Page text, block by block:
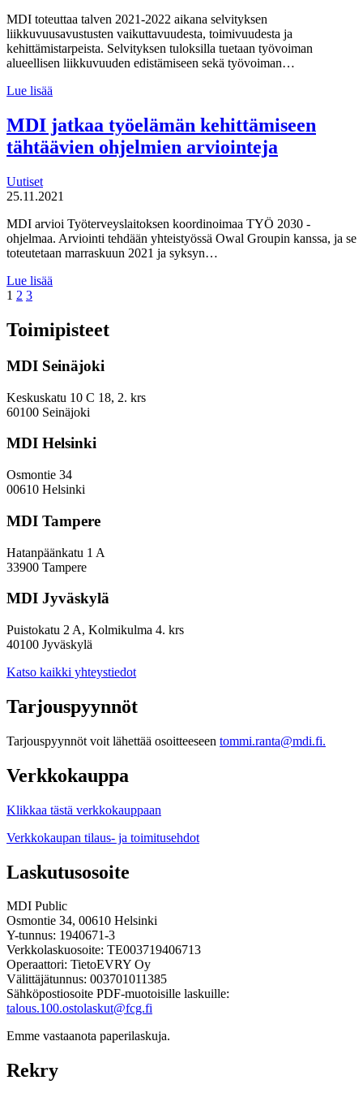
–
Yhdistävänä
tekijänä
aikaansaatujen
MDI toteuttaa talven 2021-2022 aikana selvityksen
liikkuvuusavustusten vaikuttavuudesta, toimivuudesta ja
kehittämistarpeista. Selvityksen tuloksilla tuetaan työvoiman
alueellisen liikkuvuuden edistämiseen sekä työvoiman…
Lue lisää
liikkuvuusavustusten
arvioinnin
MDI jatkaa työelämän kehittämiseen
tähtäävien ohjelmien arviointeja
Uutiset
25.11.2021
MDI arvioi Työterveyslaitoksen koordinoimaa TYÖ 2030 -
ohjelmaa. Arviointi tehdään yhteistyössä Owal Groupin kanssa, ja se
toteutetaan marraskuun 2021 ja syksyn…
Lue lisää
kehittämiseen
tähtäävien
arviointeja
Page
1 Page
2 Page
3
Toimipisteet
MDI Seinäjoki
Keskuskatu 10 C 18, 2. krs
60100 Seinäjoki
MDI Helsinki
Osmontie 34
00610 Helsinki
MDI Tampere
Hatanpäänkatu 1 A
33900 Tampere
MDI Jyväskylä
Puistokatu 2 A, Kolmikulma 4. krs
40100 Jyväskylä
Katso kaikki yhteystiedot
Tarjouspyynnöt
Tarjouspyynnöt voit lähettää osoitteeseen tommi.ranta@mdi.fi.
Verkkokauppa
Klikkaa tästä verkkokauppaan
Verkkokaupan tilaus- ja toimitusehdot
Laskutusosoite
MDI Public
Osmontie 34, 00610 Helsinki
Y-tunnus: 1940671-3
Verkkolaskuosoite: TE003719406713
Operaattori: TietoEVRY Oy
Välittäjätunnus: 003701011385
Sähköpostiosoite PDF-muotoisille laskuille:
talous.100.ostolaskut@fcg.fi
Emme vastaanota paperilaskuja.
Rekry